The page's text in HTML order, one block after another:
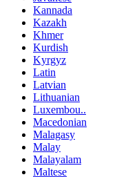
Kannada
Kazakh
Khmer
Kurdish
Kyrgyz
Latin
Latvian
Lithuanian
Luxembou..
Macedonian
Malagasy
Malay
Malayalam
Maltese